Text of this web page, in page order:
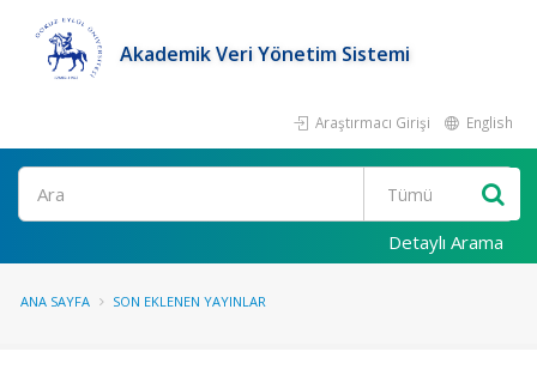
Akademik Veri Yönetim Sistemi
Araştırmacı Girişi English
Ara
Detaylı Arama
ANA SAYFA SON EKLENEN YAYINLAR